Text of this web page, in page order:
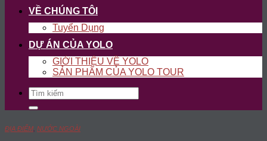
VỀ CHÚNG TÔI
Tuyển Dụng
DỰ ÁN CỦA YOLO
GIỚI THIỆU VỀ YOLO
SẢN PHẨM CỦA YOLO TOUR
Search
for:
ĐỊA ĐIỂM NƯỚC NGOÀI